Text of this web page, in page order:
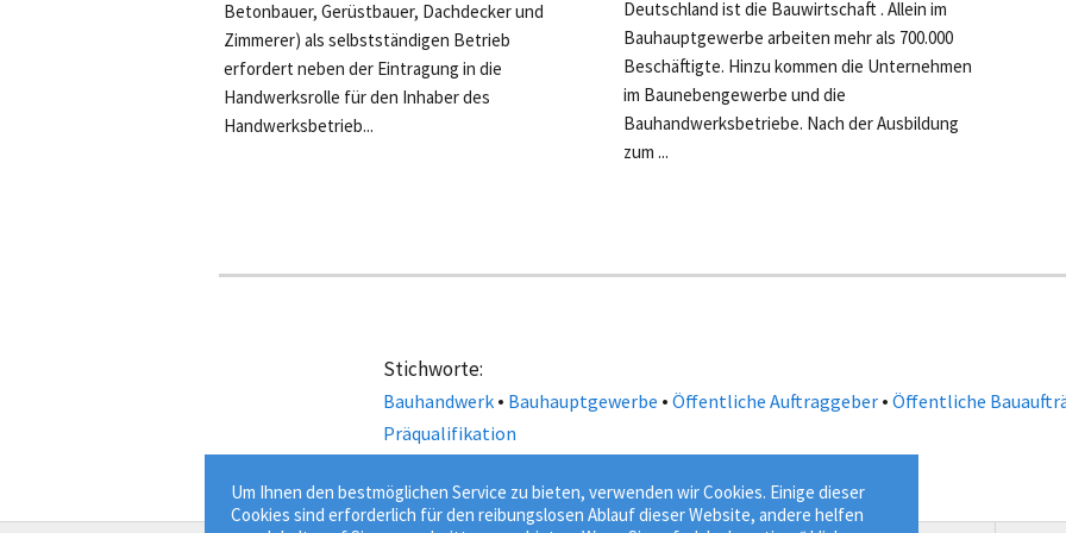
Betonbauer, Gerüstbauer, Dachdecker und
Zimmerer) als selbstständigen Betrieb
erfordert neben der Eintragung in die
Handwerksrolle für den Inhaber des
Handwerksbetrieb...
Deutschland ist die Bauwirtschaft . Allein im
Bauhauptgewerbe arbeiten mehr als 700.000
Beschäftigte. Hinzu kommen die Unternehmen
im Baunebengewerbe und die
Bauhandwerksbetriebe. Nach der Ausbildung
zum ...
Stichworte:
Bauhandwerk • Bauhauptgewerbe • Öffentliche Auftraggeber • Öffentliche
Präqualifikation
Um Ihnen den bestmöglichen Service zu bieten, verwenden wir Cookies. Einige dieser
Cookies sind erforderlich für den reibungslosen Ablauf dieser Website, andere helfen